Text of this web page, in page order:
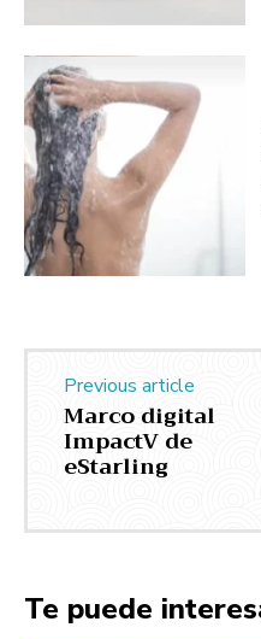
Previous article
Marco digital
ImpactV de
eStarling
Te puede